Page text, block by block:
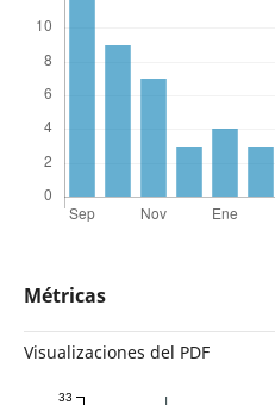
Métricas
Visualizaciones del PDF
33